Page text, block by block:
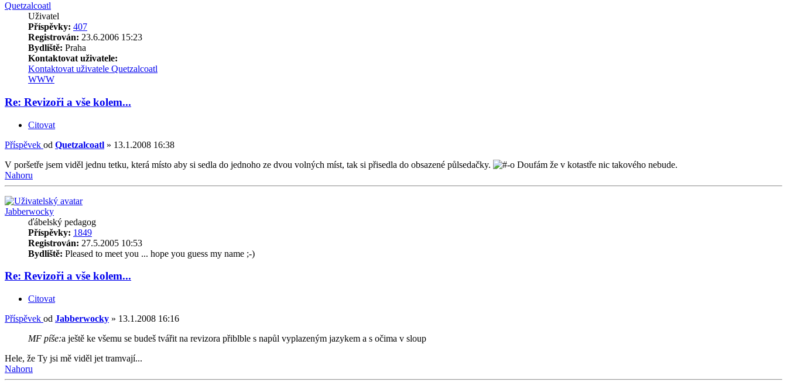
Quetzalcoatl
Uživatel
Příspěvky: 407
Registrován: 23.6.2006 15:23
Bydliště: Praha
Kontaktovat uživatele:
Kontaktovat uživatele Quetzalcoatl
WWW
Re: Revizoři a vše kolem...
Citovat
Příspěvek od Quetzalcoatl » 13.1.2008 16:38
V poršetře jsem viděl jednu tetku, která místo aby si sedla do jednoho ze dvou volných míst, tak si přisedla do obsazené půlsedačky.
Doufám že v kotastře nic takového nebude.
Nahoru
Jabberwocky
ďábelský pedagog
Příspěvky: 1849
Registrován: 27.5.2005 10:53
Bydliště: Pleased to meet you ... hope you guess my name ;-)
Re: Revizoři a vše kolem...
Citovat
Příspěvek od Jabberwocky » 13.1.2008 16:16
MF píše:a ještě ke všemu se budeš tvářit na revizora přiblble s napůl vyplazeným jazykem a s očima v sloup
Hele, že Ty jsi mě viděl jet tramvají...
Nahoru